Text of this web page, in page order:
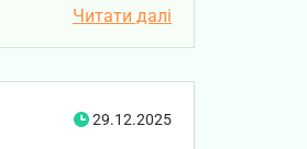
Читати далі
29.12.2025